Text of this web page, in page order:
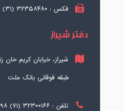
فکس : ۳۲۳۵۸۴۸۰ (۳۱) ۹۸+
دفتر شیراز
شیراز، خیابان کریم خان
طبقه فوقانی بانک ملت
تلفن : ۳۲۳۰۰۱۶۶ (۷۱) ۹۸+